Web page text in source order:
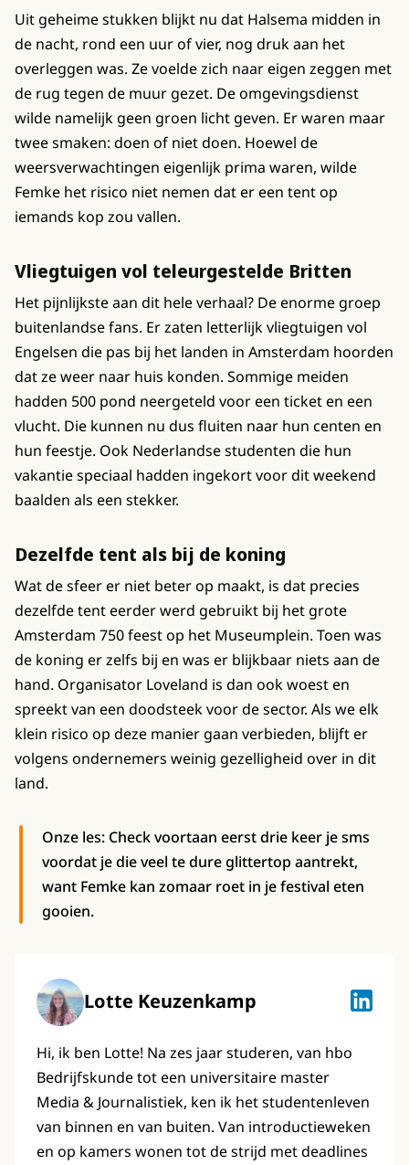
Uit geheime stukken blijkt nu dat Halsema midden in
de nacht, rond een uur of vier, nog druk aan het
overleggen was. Ze voelde zich naar eigen zeggen met
de rug tegen de muur gezet. De omgevingsdienst
wilde namelijk geen groen licht geven. Er waren maar
twee smaken: doen of niet doen. Hoewel de
weersverwachtingen eigenlijk prima waren, wilde
Femke het risico niet nemen dat er een tent op
iemands kop zou vallen.
Vliegtuigen vol teleurgestelde Britten
Het pijnlijkste aan dit hele verhaal? De enorme groep
buitenlandse fans. Er zaten letterlijk vliegtuigen vol
Engelsen die pas bij het landen in Amsterdam hoorden
dat ze weer naar huis konden. Sommige meiden
hadden 500 pond neergeteld voor een ticket en een
vlucht. Die kunnen nu dus fluiten naar hun centen en
hun feestje. Ook Nederlandse studenten die hun
vakantie speciaal hadden ingekort voor dit weekend
baalden als een stekker.
Dezelfde tent als bij de koning
Wat de sfeer er niet beter op maakt, is dat precies
dezelfde tent eerder werd gebruikt bij het grote
Amsterdam 750 feest op het Museumplein. Toen was
de koning er zelfs bij en was er blijkbaar niets aan de
hand. Organisator Loveland is dan ook woest en
spreekt van een doodsteek voor de sector. Als we elk
klein risico op deze manier gaan verbieden, blijft er
volgens ondernemers weinig gezelligheid over in dit
land.
Onze les: Check voortaan eerst drie keer je sms
voordat je die veel te dure glittertop aantrekt,
want Femke kan zomaar roet in je festival eten
gooien.
Lotte Keuzenkamp Lotte
Hi, ik ben Lotte! Na zes jaar studeren, van hbo
Bedrijfskunde tot een universitaire master
Media & Journalistiek, ken ik het studentenleven
van binnen en van buiten. Van introductieweken
en op kamers wonen tot de strijd met deadlines